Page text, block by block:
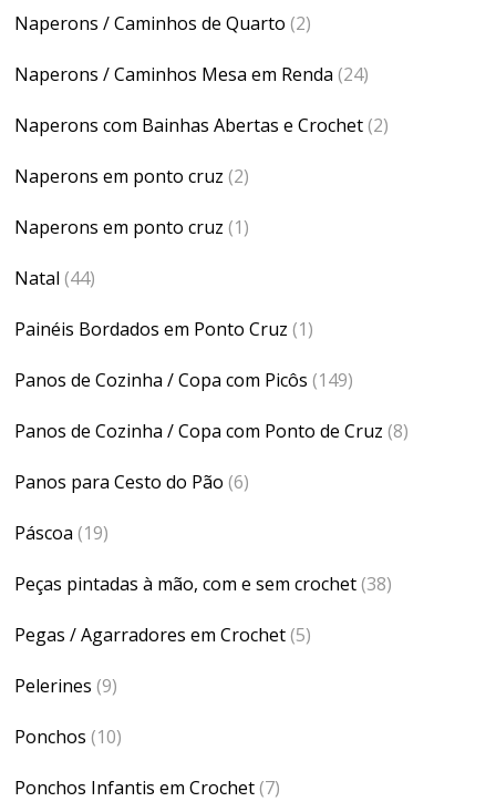
Naperons / Caminhos de Quarto (2)
Naperons / Caminhos Mesa em Renda (24)
Naperons com Bainhas Abertas e Crochet(2)
Naperons em ponto cruz (2)
Naperons em ponto cruz (1)
Natal (44)
Painéis Bordados em Ponto Cruz (1)
Panos de Cozinha / Copa com Picôs (149)
Panos de Cozinha / Copa com Ponto de Cruz (8)
Panos para Cesto do Pão (6)
Páscoa (19)
Peças pintadas à mão, com e sem crochet(38)
Pegas / Agarradores em Crochet(5)
Pelerines (9)
Ponchos (10)
Ponchos Infantis em Crochet(7)